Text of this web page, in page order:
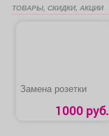
ТОВАРЫ, СКИДКИ, АКЦИИ
Замена розетки
1000 руб.